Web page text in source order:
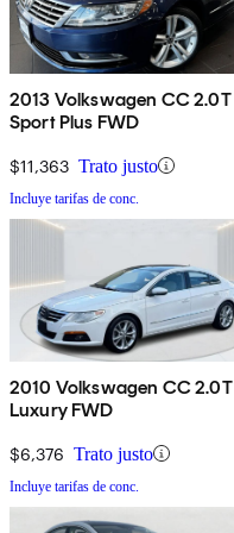
2013 Volkswagen CC 2.0T
Sport Plus FWD
$11,363 Trato justo
Incluye tarifas de conc.
2010 Volkswagen CC 2.0T
Luxury FWD
$6,376 Trato justo
Incluye tarifas de conc.